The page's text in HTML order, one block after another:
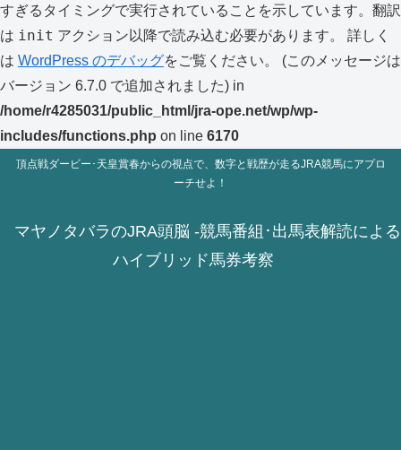
すぎるタイミングで実行されていることを示しています。翻訳
は init アクション以降で読み込む必要があります。 詳しく
は WordPress のデバッグをご覧ください。 (このメッセージは
バージョン 6.7.0 で追加されました) in
/home/r4285031/public_html/jra-ope.net/wp/wp-
includes/functions.php on line 6170
頂点戦ダービー･天皇賞春からの視点で、数字と戦歴が走るJRA競馬にアプロ
ーチせよ！
マヤノタバラのJRA頭脳 -競馬番組･出馬表解読による
ハイブリッド馬券考察